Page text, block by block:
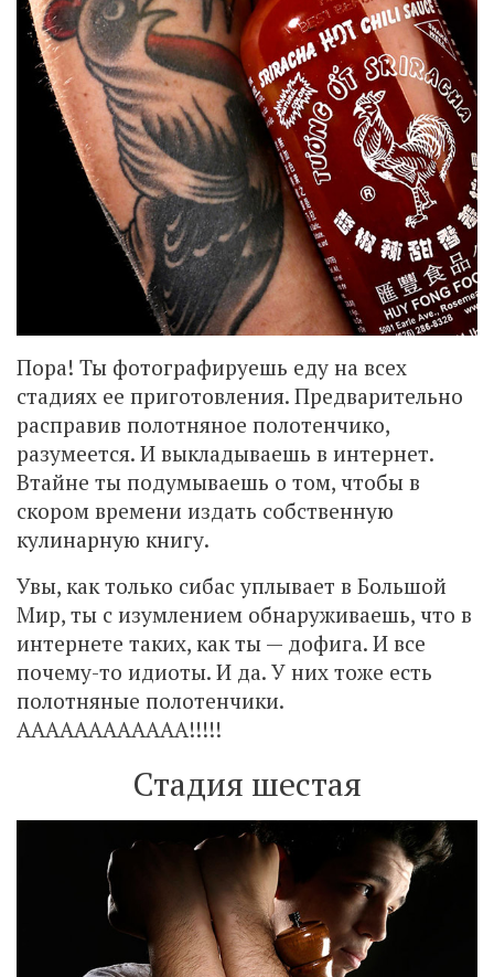
Пора! Ты фотографируешь еду на всех
стадиях ее приготовления. Предварительно
расправив полотняное полотенчико,
разумеется. И выкладываешь в интернет.
Втайне ты подумываешь о том, чтобы в
скором времени издать собственную
кулинарную книгу.
Увы, как только сибас уплывает в Большой
Мир, ты с изумлением обнаруживаешь, что в
интернете таких, как ты — дофига. И все
почему-то идиоты. И да. У них тоже есть
полотняные полотенчики.
АААААААААААА!!!!!
Стадия шестая